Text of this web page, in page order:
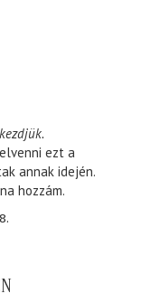
ezt a
annak idején.
hozzám.